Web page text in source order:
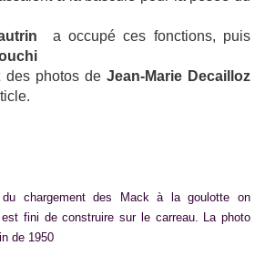
a occupé ces fonctions, puis
des photos de Jean-Marie Decailloz
chargement des Mack à la goulotte on
fini de construire sur le carreau. La photo
de 1950